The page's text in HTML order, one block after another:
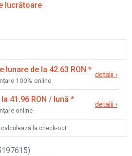
lucrătoare
lunare de la 42.63 RON *
100% online
detalii ›
la 41.96 RON / lună *
online
detalii ›
la check-out
)